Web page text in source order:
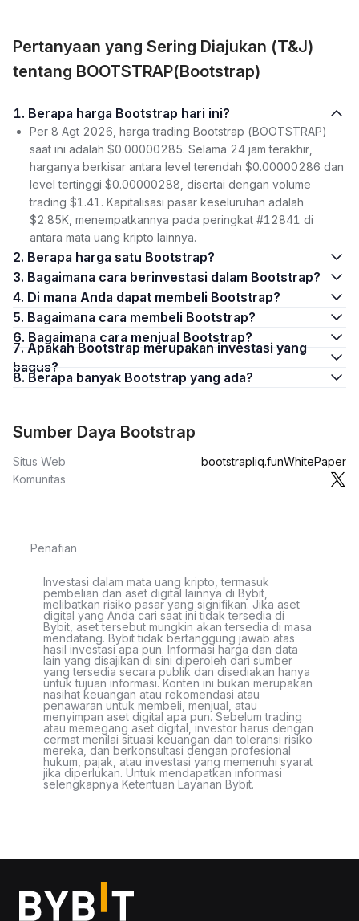
Pertanyaan yang Sering Diajukan (T&J)
tentang BOOTSTRAP(Bootstrap)
1. Berapa harga Bootstrap hari ini?
Per 8 Agt 2026, harga trading Bootstrap (BOOTSTRAP)
saat ini adalah $0.00000285. Selama 24 jam terakhir,
harganya berkisar antara level terendah $0.00000286 dan
level tertinggi $0.00000288, disertai dengan volume
trading $1.41. Kapitalisasi pasar keseluruhan adalah
$2.85K, menempatkannya pada peringkat #12841 di
antara mata uang kripto lainnya.
2. Berapa harga satu Bootstrap?
3. Bagaimana cara berinvestasi dalam Bootstrap?
4. Di mana Anda dapat membeli Bootstrap?
5. Bagaimana cara membeli Bootstrap?
6. Bagaimana cara menjual Bootstrap?
7. Apakah Bootstrap merupakan investasi yang
bagus?
8. Berapa banyak Bootstrap yang ada?
Sumber Daya Bootstrap
Situs Web bootstrapliq.funWhitePaper
Komunitas
Penafian
Investasi dalam mata uang kripto, termasuk
pembelian dan aset digital lainnya di Bybit,
melibatkan risiko pasar yang signifikan. Jika aset
digital yang Anda cari saat ini tidak tersedia di
Bybit, aset tersebut mungkin akan tersedia di masa
mendatang. Bybit tidak bertanggung jawab atas
hasil investasi apa pun. Informasi harga dan data
lain yang disajikan di sini diperoleh dari sumber
yang tersedia secara publik dan disediakan hanya
untuk tujuan informasi. Konten ini bukan merupakan
nasihat keuangan atau rekomendasi atau
penawaran untuk membeli, menjual, atau
menyimpan aset digital apa pun. Sebelum trading
atau memegang aset digital, investor harus dengan
cermat menilai situasi keuangan dan toleransi risiko
mereka, dan berkonsultasi dengan profesional
hukum, pajak, atau investasi yang memenuhi syarat
jika diperlukan. Untuk mendapatkan informasi
selengkapnya Ketentuan Layanan Bybit.